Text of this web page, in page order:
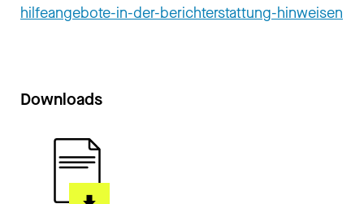
hilfeangebote-in-der-berichterstattung-hinweisen
Downloads